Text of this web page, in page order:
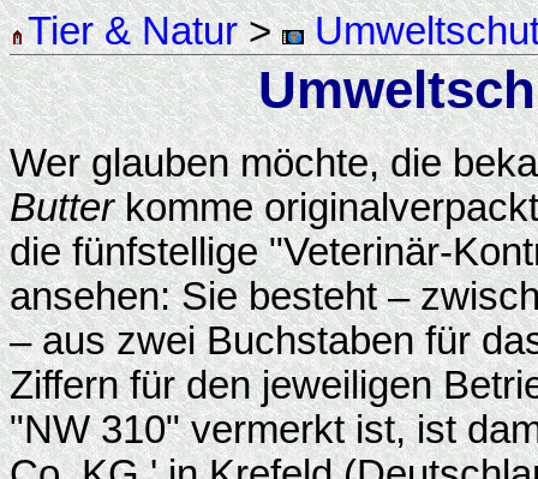
Tier & Natur>
Wer glauben möchte, die
Butterkomme
die fünfstellige "Veterinär-
ansehen: Sie besteht –
– aus zwei Buchstaben für
Ziffern für den jeweiligen
"NW 310" vermerkt ist, ist